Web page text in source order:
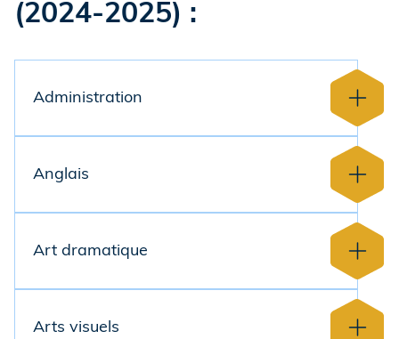
(2024-2025) :
Administration
Anglais
Art dramatique
Arts visuels